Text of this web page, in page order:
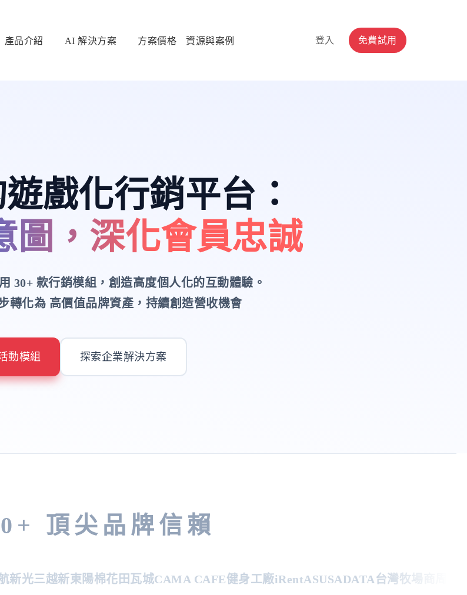
產品介紹 AI 解決方案 方案價格 資源與案例 登入 免費試用
戲化行銷平台 ：
圖，深化會員忠誠
30+ 款行銷模組，創造高度個人化的互動體驗。
轉化為 高價值品牌資產，持續創造營收機會
動模組 探索企業解決方案
頂尖品牌信賴
光三越新東陽棉花田瓦城CAMA CAFE健身工廠iRentASUSADATA台灣牧場商周